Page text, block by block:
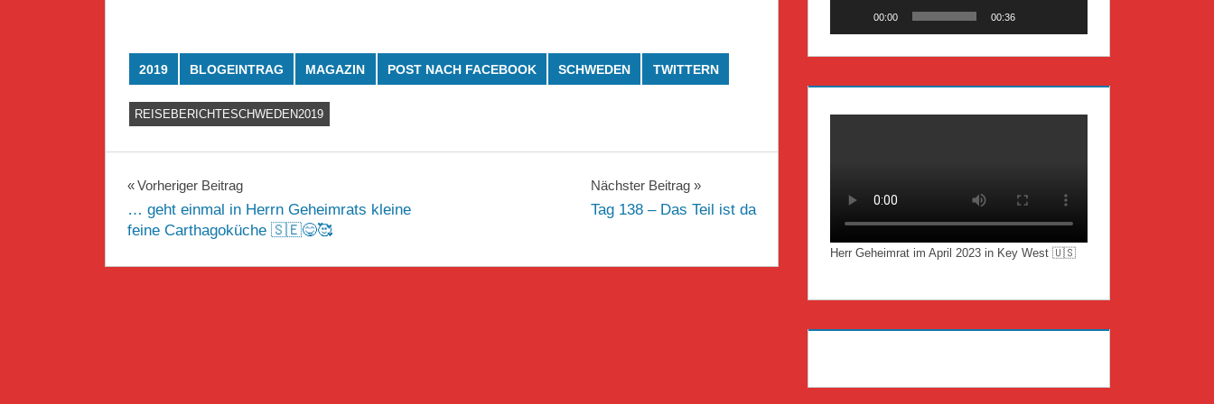
2019 BLOGEINTRAG MAGAZIN POST NACH FACEBOOK SCHWEDEN TWITTERN
REISEBERICHTESCHWEDEN2019
Beitragsnavigation
Vorheriger Beitrag
… geht einmal in Herrn Geheimrats kleine
feine Carthagoküche 🇸🇪😋🥰
Nächster Beitrag
Tag 138 – Das Teil ist da
00:00 00:36
Herr Geheimrat im April 2023 in Key West 🇺🇸